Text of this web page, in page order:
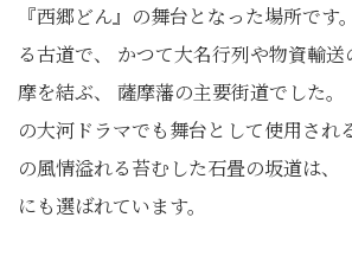
『西郷どん』の舞台となった場所です
る古道で、 かつて大名行列や物資輸
摩を結ぶ、 薩摩藩の主要街道でした
の大河ドラマでも舞台として使用され
の風情溢れる苔むした石畳の坂道は、
にも選ばれています。